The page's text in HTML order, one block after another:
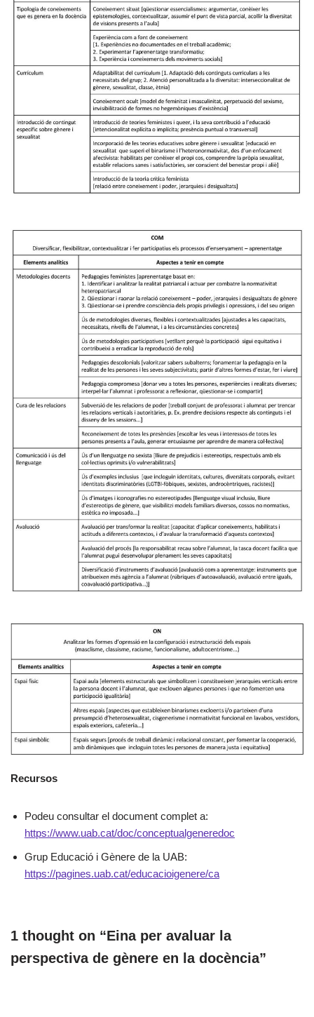
Recursos
Podeu consultar el document complet a:
https://www.uab.cat/doc/conceptualgeneredoc
Grup Educació i Gènere de la UAB:
https://pagines.uab.cat/educacioigenere/ca
1 thought on “Eina per avaluar la
perspectiva de gènere en la docència”